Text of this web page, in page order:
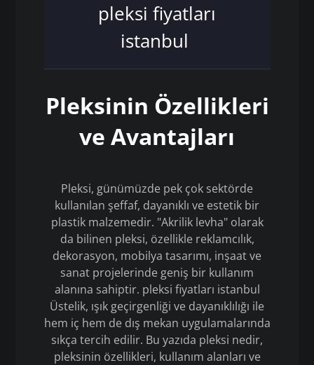
pleksi fiyatları
istanbul
Pleksinin Özellikleri
ve Avantajları
Pleksi, günümüzde pek çok sektörde
kullanılan şeffaf, dayanıklı ve estetik bir
plastik malzemedir. "Akrilik levha" olarak
da bilinen pleksi, özellikle reklamcılık,
dekorasyon, mobilya tasarımı, inşaat ve
sanat projelerinde geniş bir kullanım
alanına sahiptir. pleksi fiyatları istanbul
Üstelik, ışık geçirgenliği ve dayanıklılığı ile
hem iç hem de dış mekan uygulamalarında
sıkça tercih edilir. Bu yazıda pleksi nedir,
pleksinin özellikleri, kullanım alanları ve